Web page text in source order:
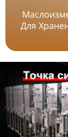
Для